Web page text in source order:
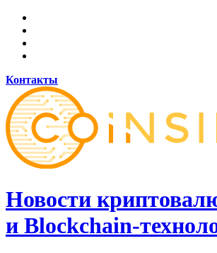
Контакты
Новости
и Blockchain-